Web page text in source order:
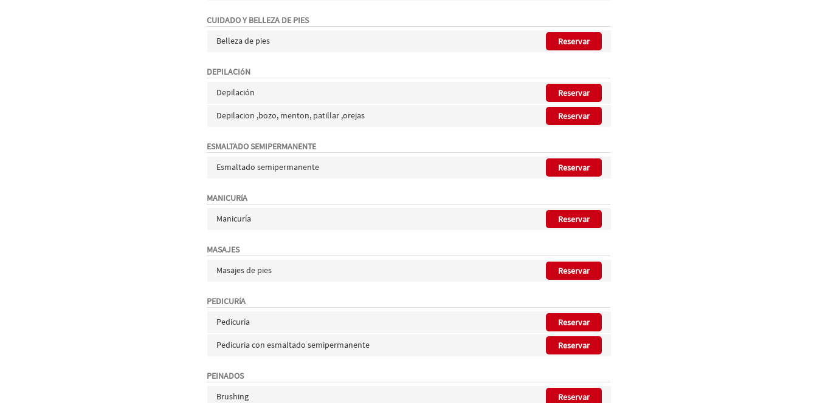
CUIDADO Y BELLEZA DE PIES
Belleza de pies
Reservar
DEPILACIóN
Depilación
Reservar
Depilacion ,bozo, menton, patillar ,orejas Reservar
ESMALTADO SEMIPERMANENTE
Esmaltado semipermanente
Reservar
MANICURíA
Manicuría
Reservar
MASAJES
Masajes de pies
Reservar
PEDICURíA
Pedicuría
Reservar
Pedicuria con esmaltado semipermanente Reservar
PEINADOS
Brushing
Reservar